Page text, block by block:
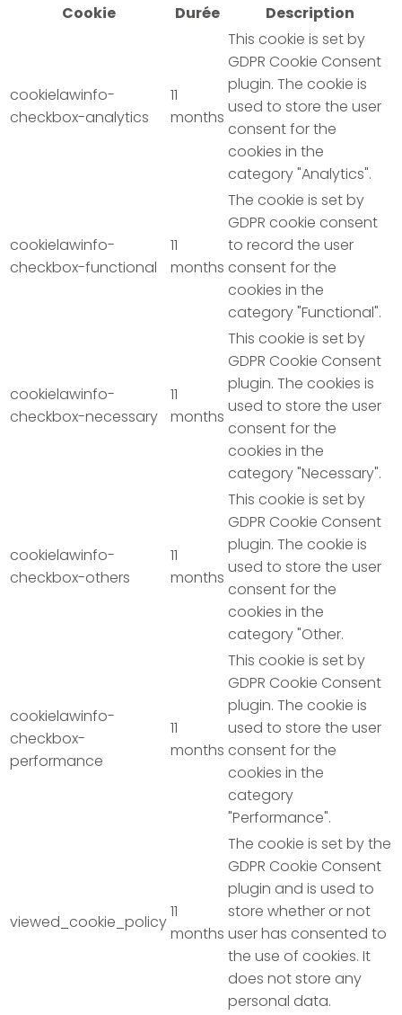
Cookie
Durée Description
cookielawinfo-
checkbox-analytics
11
months
This cookie is set by
GDPR Cookie Consent
plugin. The cookie is
used to store the user
consent for the
cookies in the
category "Analytics".
cookielawinfo-
checkbox-functional
11
months
The cookie is set by
GDPR cookie consent
to record the user
consent for the
cookies in the
category "Functional".
cookielawinfo-
checkbox-necessary
11
months
This cookie is set by
GDPR Cookie Consent
plugin. The cookies is
used to store the user
consent for the
cookies in the
category "Necessary".
cookielawinfo-
checkbox-others
11
months
This cookie is set by
GDPR Cookie Consent
plugin. The cookie is
used to store the user
consent for the
cookies in the
category "Other.
cookielawinfo-
checkbox-
performance
11
months
This cookie is set by
GDPR Cookie Consent
plugin. The cookie is
used to store the user
consent for the
cookies in the
category
"Performance".
viewed_cookie_policy
11
months
The cookie is set by the
GDPR Cookie Consent
plugin and is used to
store whether or not
user has consented to
the use of cookies. It
does not store any
personal data.